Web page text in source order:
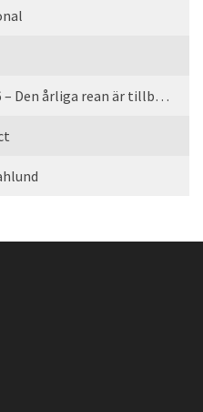
Games Made in Sweden 2026 – Den årliga rean är tillbaka